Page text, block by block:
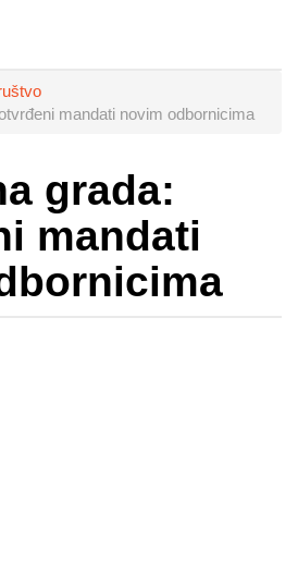
mandati novim odbornicima
grada:
mandati